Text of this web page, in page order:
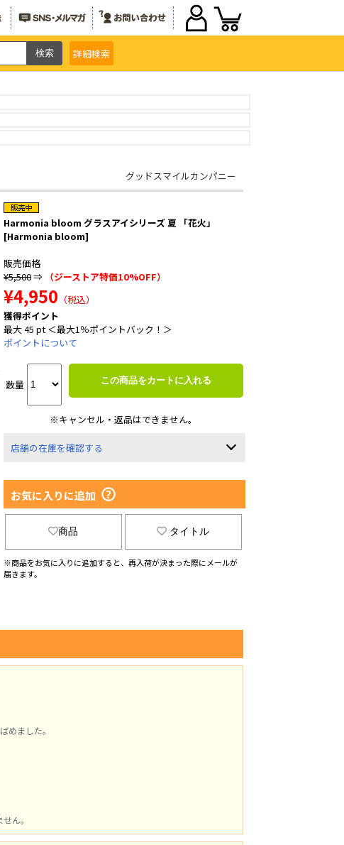
詳細検索
グッドスマイルカンパニー
Harmonia bloom グラスアイシリーズ 夏 「花火」
[Harmonia bloom]
販売価格
¥5,500⇒ （ジーストア特価10%OFF）
¥4,950 （税込）
獲得ポイント
最大 45 pt ＜最大1％ポイントバック！＞
ポイントについて
数量 この商品をカートに入れる
※キャンセル・返品はできません。
店舗の在庫を確認する
お気に入りに追加
商品 タイトル
※商品をお気に入りに追加すると、再入荷が決まった際にメールが
届きます。
めました。
ん。